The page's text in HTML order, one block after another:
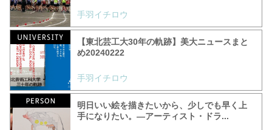
手羽イチロウ
【東北芸工大30年の軌跡】美大ニュースまと
め20240222
手羽イチロウ
明日いい絵を描きたいから、少しでも早く上
手になりたい。—アーティスト・ドラ...